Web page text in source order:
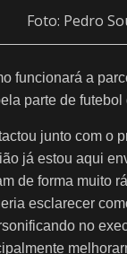
Foto: Pedro
funcionará a
parte de
junto com o
já estou aqui
de forma muito
esclarecer
no